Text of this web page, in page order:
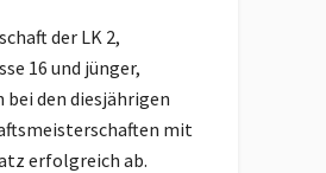
der LK 2,
16 und jünger,
bei den diesjährigen
mit
erfolgreich ab.